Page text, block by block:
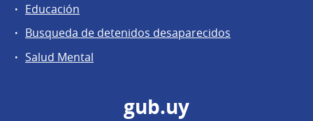
Educación
Busqueda de detenidos desaparecidos
Salud Mental
gub.uy